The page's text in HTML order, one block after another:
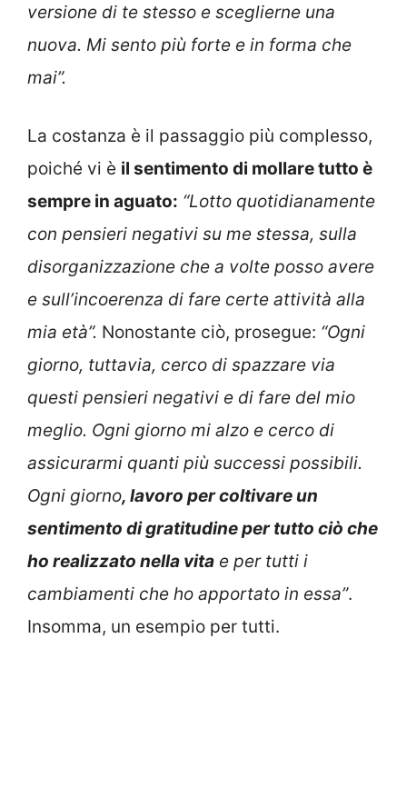
versione di te stesso e sceglierne una
nuova. Mi sento più forte e in forma che
mai”.
La costanza è il passaggio più complesso,
poiché vi è il sentimento di mollare tutto è
sempre in aguato: “Lotto quotidianamente
con pensieri negativi su me stessa, sulla
disorganizzazione che a volte posso avere
e sull’incoerenza di fare certe attività alla
mia età”. Nonostante ciò, prosegue: “Ogni
giorno, tuttavia, cerco di spazzare via
questi pensieri negativi e di fare del mio
meglio. Ogni giorno mi alzo e cerco di
assicurarmi quanti più successi possibili.
Ogni giorno, lavoro per coltivare un
sentimento di gratitudine per tutto ciò che
ho realizzato nella vita e per tutti i
cambiamenti che ho apportato in essa”.
Insomma, un esempio per tutti.